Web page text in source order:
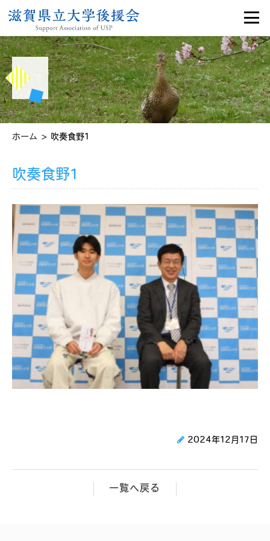
ホーム > 吹奏食野1
吹奏食野1
2024年12月17日
一覧へ戻る